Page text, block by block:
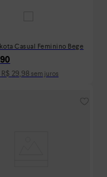
Casual Feminino Bege
90
R$ 29,98 sem juros